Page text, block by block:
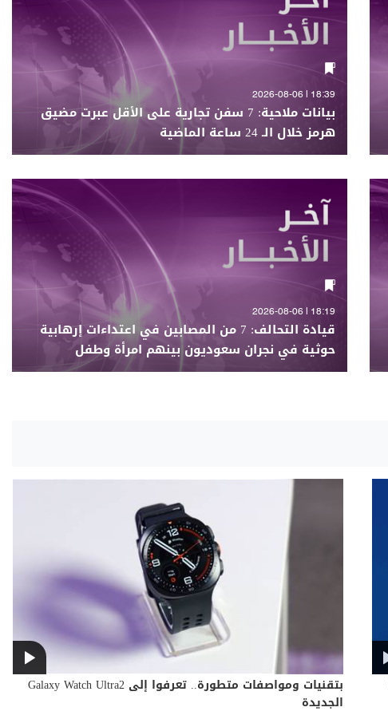
18:39 | 2026-08-06
بيانات ملاحية: 7 سفن تجارية على الأقل عبرت مضيق
هرمز خلال الـ 24 ساعة الماضية
18:19 | 2026-08-06
قيادة التحالف: 7 من المصابين في اعتداءات إرهابية
حوثية في نجران سعوديون بينهم امرأة وطفل
بتقنيات ومواصفات متطورة.. تعرفوا إلى Galaxy Watch Ultra2
الجديدة